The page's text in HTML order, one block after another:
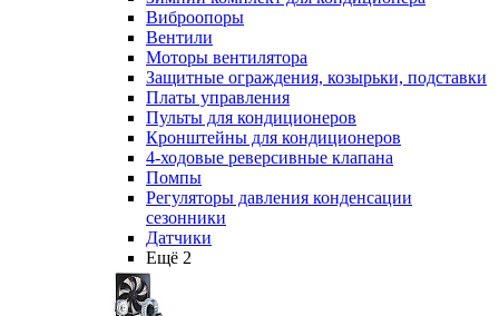
Виброопоры
Вентили
Моторы вентилятора
Защитные ограждения, козырьки, подставки
Платы управления
Пульты для кондиционеров
Кронштейны для кондиционеров
4-ходовые реверсивные клапана
Помпы
Регуляторы давления конденсации
сезонники
Датчики
Ещё 2